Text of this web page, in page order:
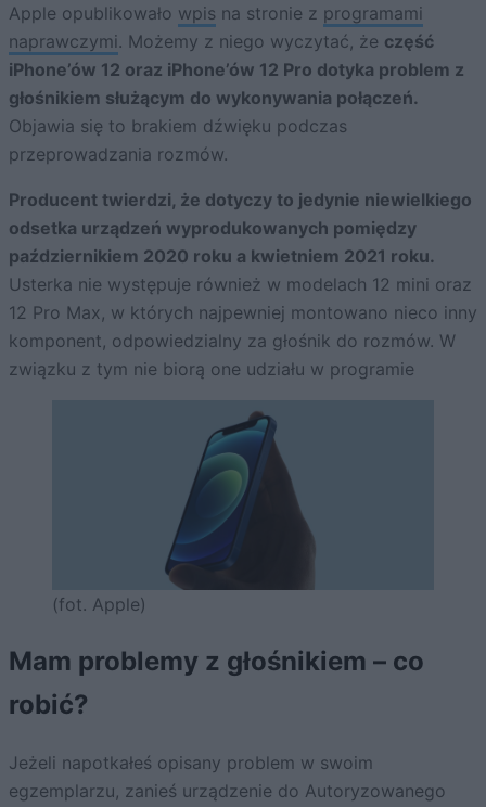
Apple opublikowało wpis na stronie z programami
naprawczymi. Możemy z niego wyczytać, że część
iPhone’ów 12 oraz iPhone’ów 12 Pro dotyka problem z
głośnikiem służącym do wykonywania połączeń.
Objawia się to brakiem dźwięku podczas
przeprowadzania rozmów.
Producent twierdzi, że dotyczy to jedynie niewielkiego
odsetka urządzeń wyprodukowanych pomiędzy
październikiem 2020 roku a kwietniem 2021 roku.
Usterka nie występuje również w modelach 12 mini oraz
12 Pro Max, w których najpewniej montowano nieco inny
komponent, odpowiedzialny za głośnik do rozmów. W
związku z tym nie biorą one udziału w programie
(fot. Apple)
Mam problemy z głośnikiem – co
robić?
Jeżeli napotkałeś opisany problem w swoim
egzemplarzu, zanieś urządzenie do Autoryzowanego